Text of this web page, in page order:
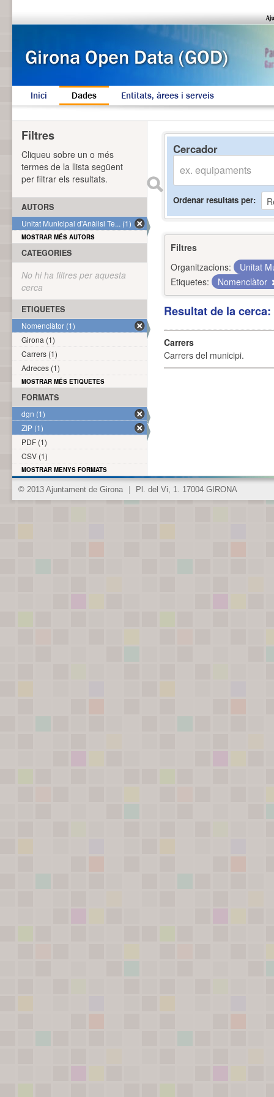
Inici Dades Entitats, àrees i serveis
Cercador
Ordenar resultats per
Filtres
Organitzacions:
Unitat
Etiquetes:
Nomenclàtor
Resultat de la
Carrers
Carrers del municipi.
Filtres
Cliqueu sobre un o més
termes de la llista següent
per filtrar els resultats.
AUTORS
Unitat Municipal d'Anàlisi Te... (1)
MOSTRAR MÉS AUTORS
CATEGORIES
No hi ha filtres per aquesta
cerca
ETIQUETES
Nomenclàtor (1)
Girona (1)
Carrers (1)
Adreces (1)
MOSTRAR MÉS ETIQUETES
FORMATS
dgn (1)
ZIP (1)
PDF (1)
CSV (1)
MOSTRAR MENYS FORMATS
© 2013 Ajuntament de Girona Pl. del Vi, 1. 17004 GIRONA